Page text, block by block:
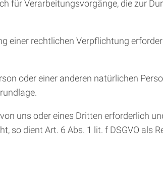
für Verarbeitungsvorgänge, die zur
einer rechtlichen Verpflichtung
oder einer anderen natürlichen
uns oder eines Dritten erforderlich
so dient Art. 6 Abs. 1 lit. f DSGVO als